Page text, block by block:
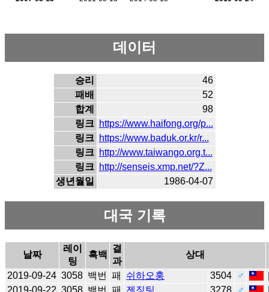
데이터
승리
46
패배
52
합계
98
링크 https://www.haifong.org/p...
링크 https://www.baduk.or.kr/r...
링크 http://www.taiwango.org.t...
링크 http://senseis.xmp.net/?Z...
생년월일
1986-04-07
대국 기록
날짜
레이
팅
흑백
결
과
상대
2019-09-24 3058 백번 패 쉬하오훙 3504 ♂
2019-09-22 3058 백번 패 젠징팅 3278 ♂